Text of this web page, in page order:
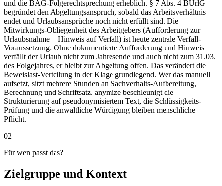
und die BAG-Folgerechtsprechung erheblich. § 7 Abs. 4 BUrlG
begründet den Abgeltungsanspruch, sobald das Arbeitsverhältnis
endet und Urlaubsansprüche noch nicht erfüllt sind. Die
Mitwirkungs-Obliegenheit des Arbeitgebers (Aufforderung zur
Urlaubsnahme + Hinweis auf Verfall) ist heute zentrale Verfall-
Voraussetzung: Ohne dokumentierte Aufforderung und Hinweis
verfällt der Urlaub nicht zum Jahresende und auch nicht zum 31.03.
des Folgejahres, er bleibt zur Abgeltung offen. Das verändert die
Beweislast-Verteilung in der Klage grundlegend. Wer das manuell
aufsetzt, sitzt mehrere Stunden an Sachverhalts-Aufbereitung,
Berechnung und Schriftsatz. anymize beschleunigt die
Strukturierung auf pseudonymisiertem Text, die Schlüssigkeits-
Prüfung und die anwaltliche Würdigung bleiben menschliche
Pflicht.
02
Für wen passt das?
Zielgruppe und Kontext